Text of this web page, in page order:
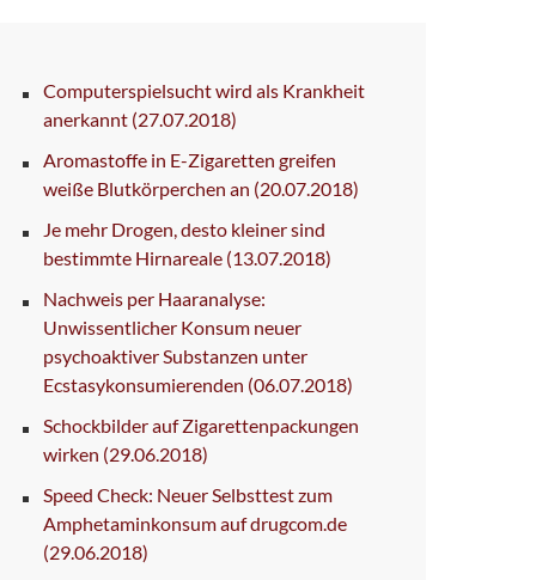
Computerspielsucht wird als Krankheit
anerkannt (27.07.2018)
Aromastoffe in E-Zigaretten greifen
weiße Blutkörperchen an (20.07.2018)
Je mehr Drogen, desto kleiner sind
bestimmte Hirnareale (13.07.2018)
Nachweis per Haaranalyse:
Unwissentlicher Konsum neuer
psychoaktiver Substanzen unter
Ecstasykonsumierenden (06.07.2018)
Schockbilder auf Zigarettenpackungen
wirken (29.06.2018)
Speed Check: Neuer Selbsttest zum
Amphetaminkonsum auf drugcom.de
(29.06.2018)